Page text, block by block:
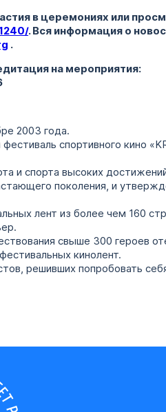
в церемониях или
. Вся информация о
.
на мероприятия:
2003 года.
спортивного кино
и спорта высоких
поколения, и
лент из более чем 160
свыше 300 героев
кинолент.
решивших попробовать